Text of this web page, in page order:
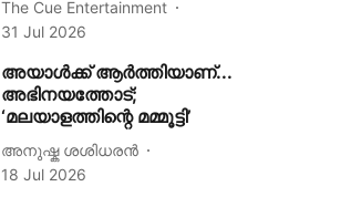
The Cue Entertainment
31 Jul 2026
അയാൾക്ക് ആർത്തിയാണ്...
അഭിനയത്തോട്;
‘മലയാളത്തിന്റെ മമ്മൂട്ടി’
അനുഷ്ക ശശിധരൻ
18 Jul 2026